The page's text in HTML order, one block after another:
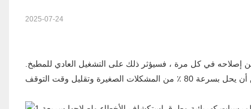
2025-07-24
إصلاحه في كل مرة ، فسيؤثر ذلك على التشغيل العادي للمطبخ.